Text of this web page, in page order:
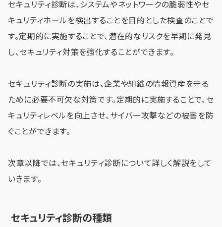
セキュリティ診断は、システムやネットワークの脆弱性やセ
キュリティホールを検出することを目的とした検査のことで
す。定期的に実施することで、潜在的なリスクを早期に発見
し、セキュリティ対策を強化することができます。
セキュリティ診断の実施は、企業や組織の情報資産を守る
ために必要不可欠な対策です。定期的に実施することで、セ
キュリティレベルを向上させ、サイバー攻撃などの被害を防
ぐことができます。
次章以降では、セキュリティ診断について詳しく解説をして
いきます。
セキュリティ診断の種類